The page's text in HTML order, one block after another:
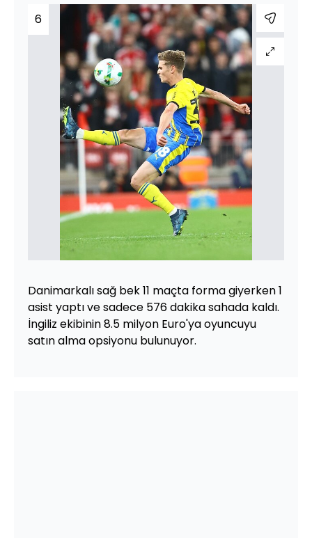
6
Danimarkalı sağ bek 11 maçta forma giyerken 1
asist yaptı ve sadece 576 dakika sahada kaldı.
İngiliz ekibinin 8.5 milyon Euro'ya oyuncuyu
satın alma opsiyonu bulunuyor.